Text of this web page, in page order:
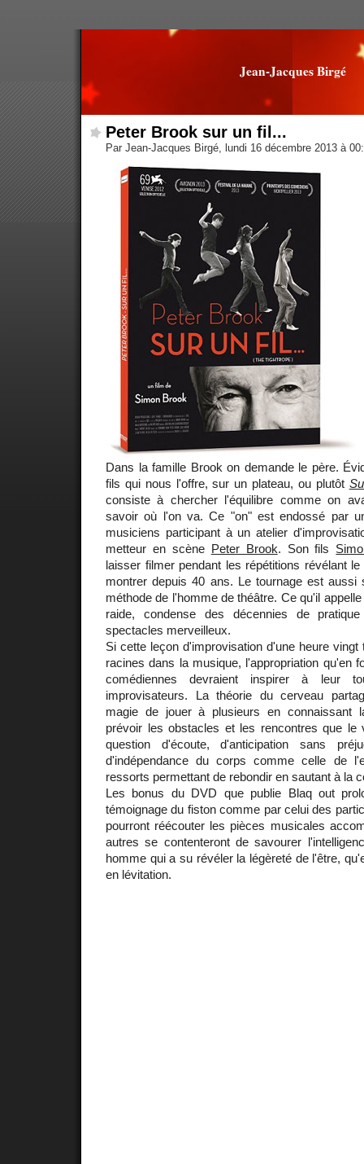
Jean-Jacques Birgé
Peter Brook sur un fil...
Par Jean-Jacques Birgé, lundi 16 décembre 2013 à
Dans la famille Brook on demande le père.
fils qui nous l'offre, sur un plateau, ou plutôt
consiste à chercher l'équilibre comme on
savoir où l'on va. Ce "on" est endossé par
musiciens participant à un atelier
metteur en scène Peter Brook. Son fils
laisser filmer pendant les répétitions révélant
montrer depuis 40 ans. Le tournage est aussi
méthode de l'homme de théâtre. Ce qu'il appelle
raide, condense des décennies de
spectacles merveilleux.
Si cette leçon d'improvisation d'une heure
racines dans la musique, l'appropriation qu'en
comédiennes devraient inspirer à leur
improvisateurs. La théorie du cerveau
magie de jouer à plusieurs en connaissant
prévoir les obstacles et les rencontres que le
question d'écoute, d'anticipation sans
d'indépendance du corps comme celle de
ressorts permettant de rebondir en sautant à la
Les bonus du DVD que publie Blaq out
témoignage du fiston comme par celui des
pourront réécouter les pièces musicales
autres se contenteront de savourer
homme qui a su révéler la légèreté de l'être,
en lévitation.